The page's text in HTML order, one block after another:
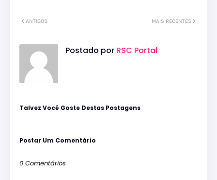
MAIS RECENTES
ANTIGOS
Postado por RSC Portal
Talvez Você Goste Destas Postagens
Postar Um Comentário
0 Comentários